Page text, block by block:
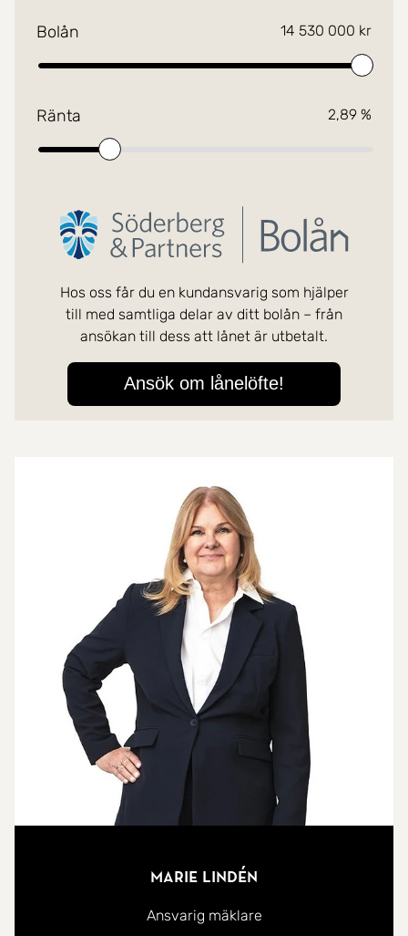
Marie Lindén
Ansvarig mäklare